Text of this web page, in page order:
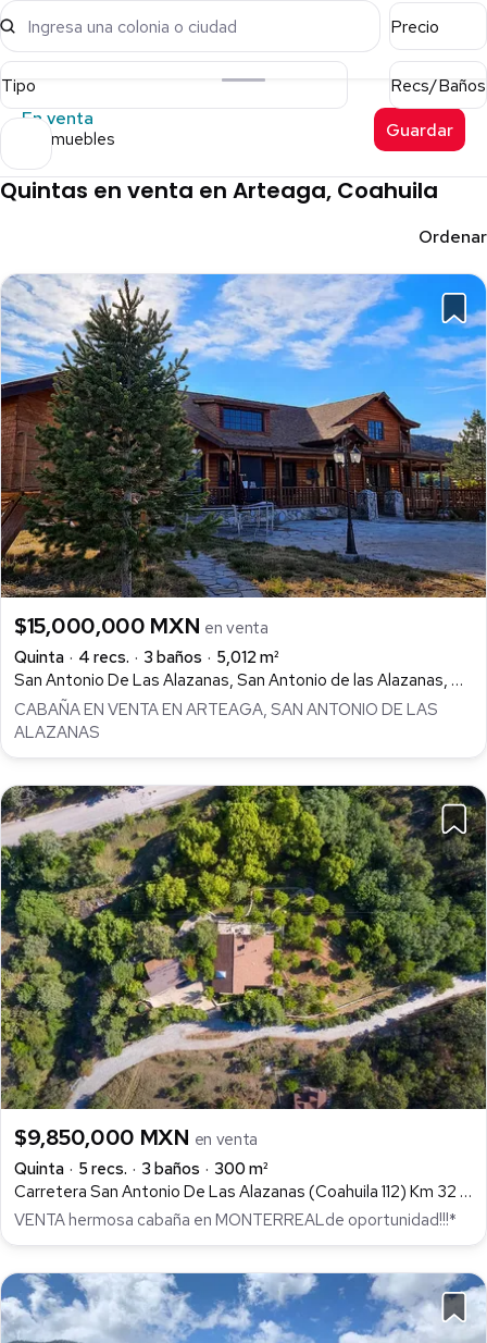
Ingresa una colonia o ciudad Precio
Tipo
Recs/Baños
En venta
31 inmuebles Guardar
Quintas en venta en Arteaga, Coahuila
Ordenar
$15,000,000 MXN en venta
Quinta
4 recs. 3 baños
5,012 m²
San Antonio De Las Alazanas, San Antonio de las Alazanas, Arteaga
CABAÑA EN VENTA EN ARTEAGA, SAN ANTONIO DE LAS
ALAZANAS
$9,850,000 MXN en venta
Quinta
5 recs. 3 baños
300 m²
Carretera San Antonio De Las Alazanas (Coahuila 112) Km 32 S/N Santa Anita Del Peñasco, 25370 Arteaga, Coah., Monterreal, Arteaga
VENTA hermosa cabaña en MONTERREALde oportunidad!!!*